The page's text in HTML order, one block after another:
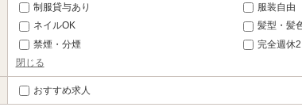
制服貸与あり
服装自由
ネイルOK
髪型・髪
禁煙・分煙
完全週休
閉じる
おすすめ求人